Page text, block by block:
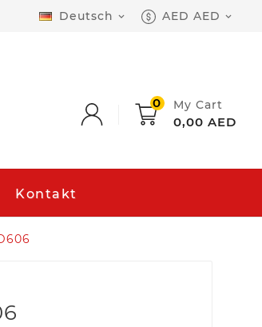
Deutsch  AED AED 
0 My Cart
0,00 AED
Kontakt